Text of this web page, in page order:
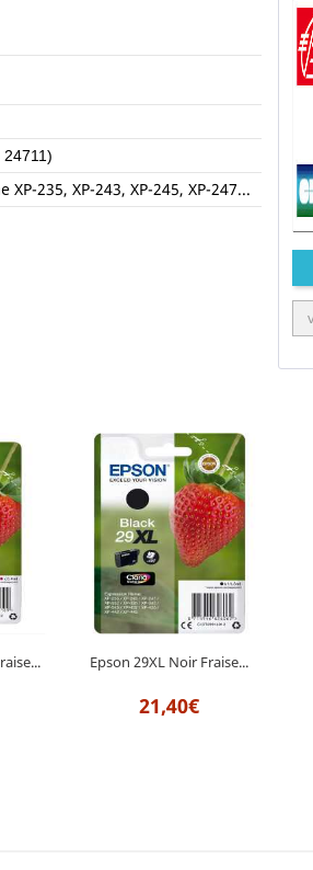
XP-235, XP-243, XP-245, XP-247...
Epson 29XL Noir Fraise...
21,40€